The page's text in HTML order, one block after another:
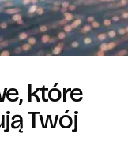
które
Twój